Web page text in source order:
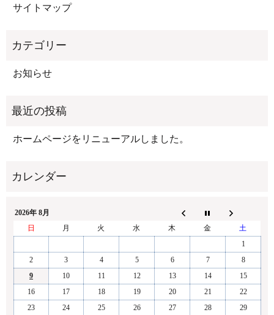
サイトマップ
お知らせ
ホームページをリニューアルしました。
2026年 8月
日
月 火 水 木 金
土
1
2
3 4 5 6 7
8
9
10 11 12 13 14
15
16
17 18 19 20 21
22
23
24 25 26 27 28
29